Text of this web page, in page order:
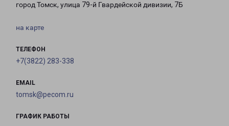
город Томск, улица 79-й Гвардейской дивизии, 7Б
на карте
ТЕЛЕФОН
+7(3822) 283-338
EMAIL
tomsk@pecom.ru
ГРАФИК РАБОТЫ